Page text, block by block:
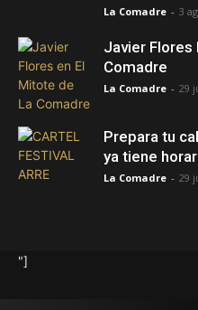
La Comadre - 3
Javier Flores
Comadre
La Comadre - 29
Prepara tu
ya tiene
La Comadre - 29
"]